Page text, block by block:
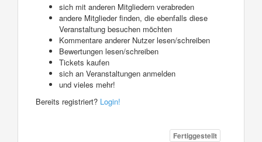
sich mit anderen Mitgliedern verabreden
andere Mitglieder finden, die ebenfalls diese
Veranstaltung besuchen möchten
Kommentare anderer Nutzer lesen/schreiben
Bewertungen lesen/schreiben
Tickets kaufen
sich an Veranstaltungen anmelden
und vieles mehr!
Bereits registriert? Login!
Fertiggestellt